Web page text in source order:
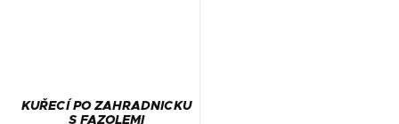
KUŘECÍ PO ZAHRADNICKU
S FAZOLEMI